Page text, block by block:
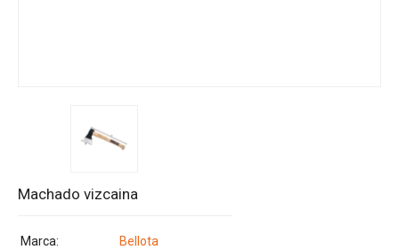
Machado vizcaina
Marca:
Bellota